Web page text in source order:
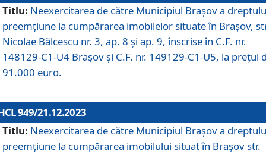
Titlu: Neexercitarea de către Municipiul Brașov a
preemțiune la cumpărarea imobilelor situate în Brașov,
Nicolae Bălcescu nr. 3, ap. 8 și ap. 9, înscrise în C.F. nr.
148129-C1-U4 Brașov și C.F. nr. 149129-C1-U5, la prețul
91.000 euro.
949/21.12.2023
Titlu: Neexercitarea de către Municipiul Brașov a
preemțiune la cumpărarea imobilului situat în Brașov str.